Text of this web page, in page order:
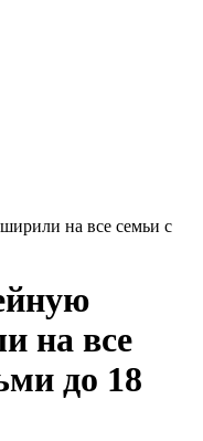
на все семьи с
на все
до 18